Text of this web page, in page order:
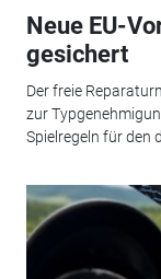
Neue EU-
gesichert
Der freie
zur
Spielregeln für den